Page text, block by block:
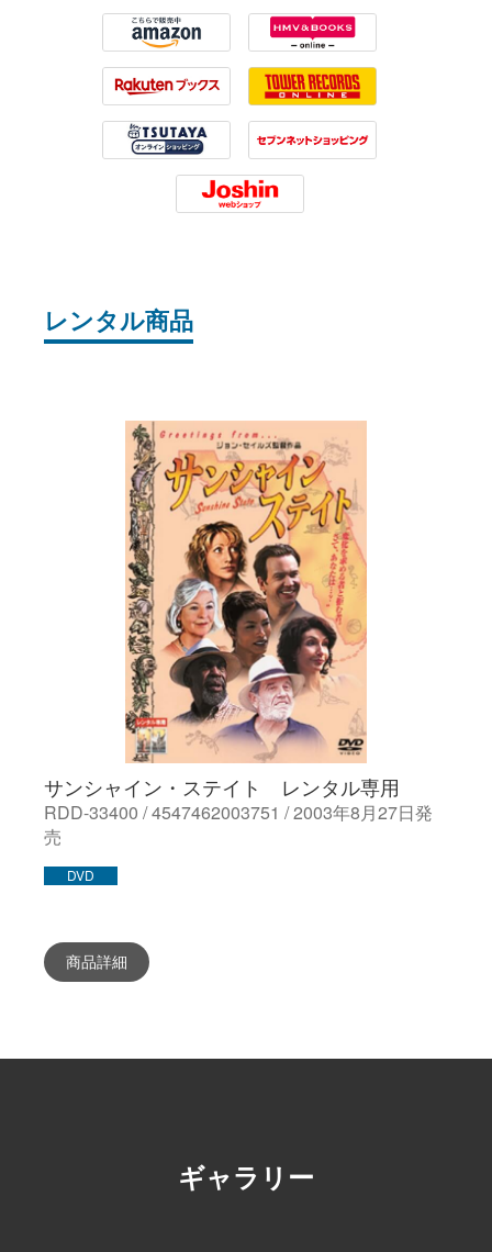
Amazon HMV
Rakuten Tower Records
Tsutaya 7net
Joshin
レンタル商品
サンシャイン・ステイト レンタル専用
RDD-33400 / 4547462003751 / 2003年8月27日発
売
DVD
商品詳細
ギャラリー